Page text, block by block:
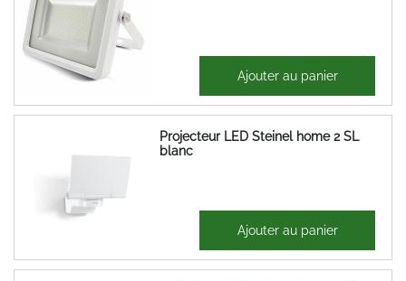
28,19 € Ajouter au panier
Projecteur LED Steinel home 2 SL
blanc
175,86 € Ajouter au panier